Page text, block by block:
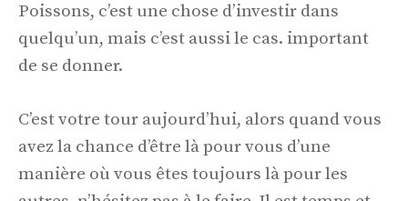
Poissons, c’est une chose d’investir dans
quelqu’un, mais c’est aussi le cas. important
de se donner.
C’est votre tour aujourd’hui, alors quand vous
avez la chance d’être là pour vous d’une
manière où vous êtes toujours là pour les